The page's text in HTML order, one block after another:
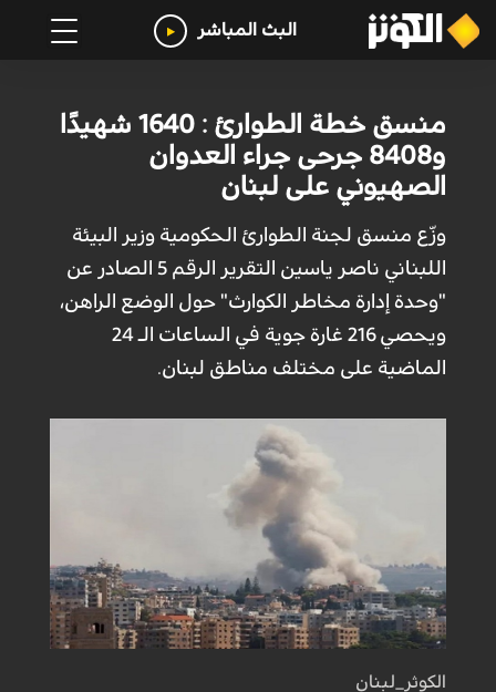
البث المباشر
منسق خطة الطوارئ : 1640 شهيدًا
و8408 جرحى جراء العدوان
الصهيوني على لبنان
وزّع منسق لجنة الطوارئ الحكومية وزير البيئة
اللبناني ناصر ياسين التقرير الرقم 5 الصادر عن
"وحدة إدارة مخاطر الكوارث" حول الوضع الراهن،
ويحصي 216 غارة جوية في الساعات الـ 24
الماضية على مختلف مناطق لبنان.
الكوثر_لبنان